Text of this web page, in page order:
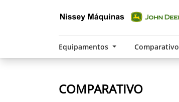
Equipamentos Comparativo
COMPARATIVO